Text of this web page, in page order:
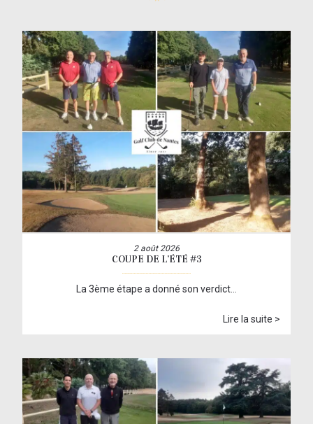
2 août 2026
COUPE DE L’ÉTÉ #3
La 3ème étape a donné son verdict…
Lire la suite >